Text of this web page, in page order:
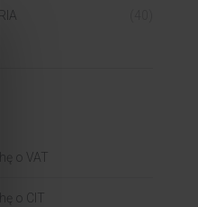
o VAT
o CIT